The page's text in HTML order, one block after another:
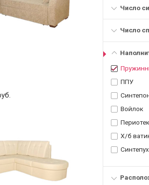
Число
Число
ППУ
Войлок
Периотек
Х/б
Синтепух